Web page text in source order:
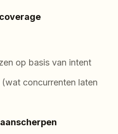
op basis van intent
concurrenten laten